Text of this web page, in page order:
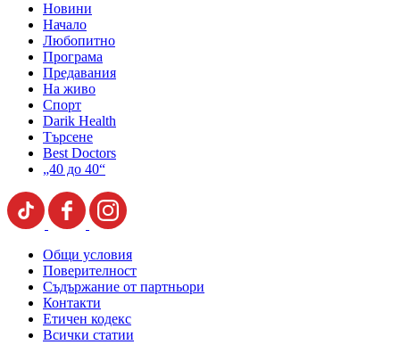
Новини
Начало
Любопитно
Програма
Предавания
На живо
Спорт
Darik Health
Търсене
Best Doctors
„40 до 40“
Общи условия
Поверителност
Съдържание от партньори
Контакти
Етичен кодекс
Всички статии